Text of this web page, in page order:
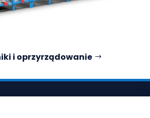
i oprzyrządowanie